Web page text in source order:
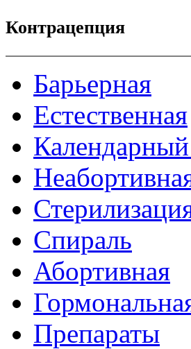
Контрацепция
Барьерная
Естественная
Спираль
Абортивная
Препараты